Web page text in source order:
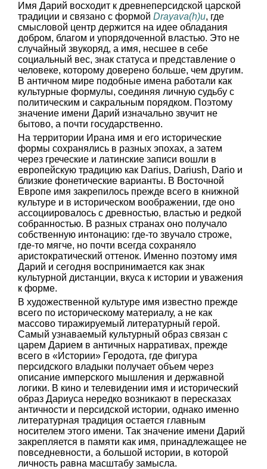
Имя Дарий восходит к древнеперсидской царской
традиции и связано с формой Drayava(h)u, где
смысловой центр держится на идее обладания
добром, благом и упорядоченной властью. Это не
случайный звукоряд, а имя, несшее в себе
социальный вес, знак статуса и представление о
человеке, которому доверено больше, чем другим.
В античном мире подобные имена работали как
культурные формулы, соединяя личную судьбу с
политическим и сакральным порядком. Поэтому
значение имени Дарий изначально звучит не
бытово, а почти государственно.
На территории Ирана имя и его исторические
формы сохранялись в разных эпохах, а затем
через греческие и латинские записи вошли в
европейскую традицию как Darius, Dariush, Dario и
близкие фонетические варианты. В Восточной
Европе имя закрепилось прежде всего в книжной
культуре и в историческом воображении, где оно
ассоциировалось с древностью, властью и редкой
собранностью. В разных странах оно получало
собственную интонацию: где-то звучало строже,
где-то мягче, но почти всегда сохраняло
аристократический оттенок. Именно поэтому имя
Дарий и сегодня воспринимается как знак
культурной дистанции, вкуса к истории и уважения
к форме.
В художественной культуре имя известно прежде
всего по историческому материалу, а не как
массово тиражируемый литературный герой.
Самый узнаваемый культурный образ связан с
царем Дарием в античных нарративах, прежде
всего в «Истории» Геродота, где фигура
персидского владыки получает объем через
описание имперского мышления и державной
логики. В кино и телевидении имя и исторический
образ Дариуса нередко возникают в пересказах
античности и персидской истории, однако именно
литературная традиция остается главным
носителем этого имени. Так значение имени Дарий
закрепляется в памяти как имя, принадлежащее не
повседневности, а большой истории, в которой
личность равна масштабу замысла.